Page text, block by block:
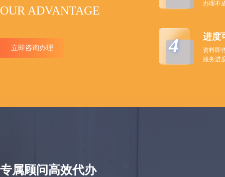
OUR ADVANTAGE
立即咨询办理
办理不
4 进度
资料即
服务进
专属顾问高效代办